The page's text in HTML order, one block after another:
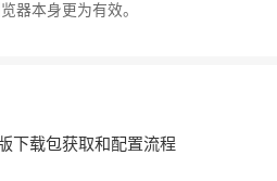
器本身更为有效。
下载包获取和配置流程